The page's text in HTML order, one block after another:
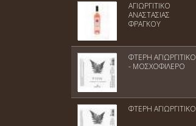
ΑΓΙΩΡΓΙΤΙΚΟ
ΑΝΑΣΤΑΣΙΑΣ
ΦΡΑΓΚΟΥ
ΦΤΕΡΗ ΑΓΙΩΡΓΙΤΙΚΟ
- ΜΟΣΧΟΦΙΛΕΡΟ
ΦΤΕΡΗ ΑΓΙΩΡΓΙΤΙΚΟ